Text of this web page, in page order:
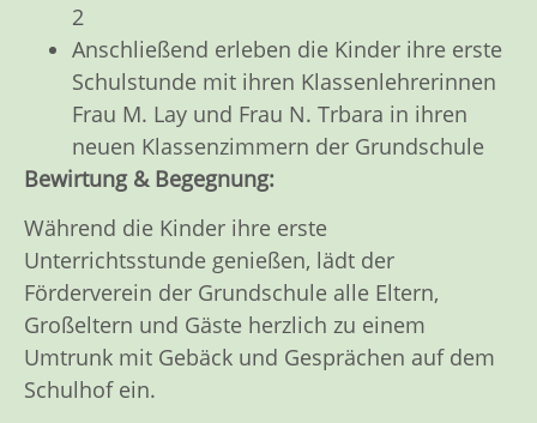
2
Anschließend erleben die Kinder ihre erste
Schulstunde mit ihren Klassenlehrerinnen
Frau M. Lay und Frau N. Trbara in ihren
neuen Klassenzimmern der Grundschule
Bewirtung & Begegnung:
Während die Kinder ihre erste
Unterrichtsstunde genießen, lädt der
Förderverein der Grundschule alle Eltern,
Großeltern und Gäste herzlich zu einem
Umtrunk mit Gebäck und Gesprächen auf dem
Schulhof ein.